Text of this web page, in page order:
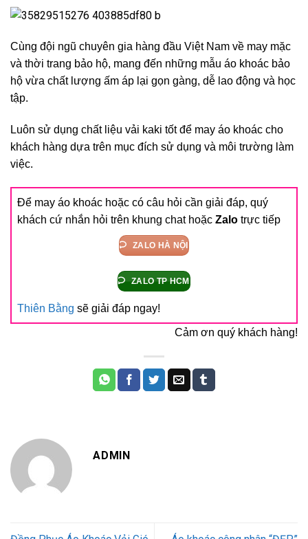
Cùng đội ngũ chuyên gia hàng đầu Việt Nam về may mặc
và thời trang bảo hộ, mang đến những mẫu áo khoác bảo
hộ vừa chất lượng ấm áp lại gọn gàng, dễ lao động và học
tập.
Luôn sử dụng chất liệu vải kaki tốt để may áo khoác cho
khách hàng dựa trên mục đích sử dụng và môi trường làm
việc.
Để may áo khoác hoặc có câu hỏi cần giải đáp, quý
khách cứ nhắn hỏi trên khung chat hoặc Zalo trực tiếp
ZALO HÀ NỘI
ZALO TP HCM
Thiên Bằng sẽ giải đáp ngay!
Cảm ơn quý khách hàng!
ADMIN